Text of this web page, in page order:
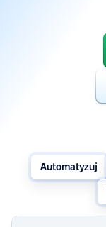
Automatyzuj